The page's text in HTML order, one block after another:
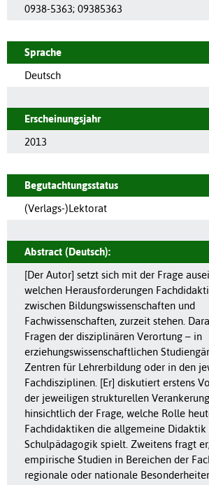
0938-5363; 09385363
Sprache
Deutsch
Erscheinungsjahr
2013
Begutachtungsstatus
(Verlags-)Lektorat
Abstract (Deutsch):
[Der Autor] setzt sich mit der Frage
welchen Herausforderungen
zwischen Bildungswissenschaften und
Fachwissenschaften, zurzeit stehen.
Fragen der disziplinären Verortung – in
erziehungswissenschaftlichen
Zentren für Lehrerbildung oder in den
Fachdisziplinen. [Er] diskutiert erstens
der jeweiligen strukturellen
hinsichtlich der Frage, welche Rolle
Fachdidaktiken die allgemeine
Schulpädagogik spielt. Zweitens fragt
empirische Studien in Bereichen der
regionale oder nationale